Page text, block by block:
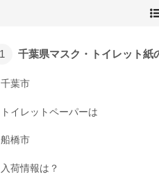
千葉県マスク・トイレット紙
千葉市
トイレットペーパーは
船橋市
入荷情報は？